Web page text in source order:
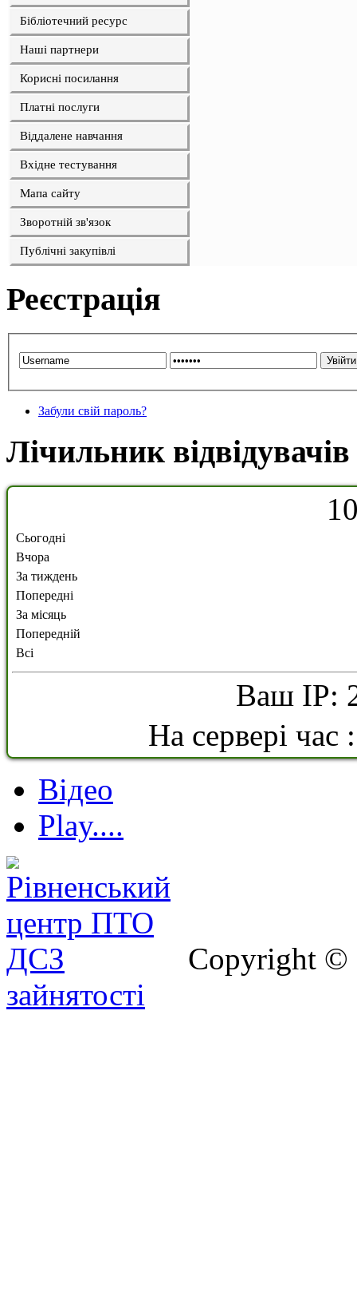
Бібліотечний ресурс
Наші партнери
Корисні посилання
Платні послуги
Віддалене навчання
Вхідне тестування
Мапа сайту
Зворотній зв'язок
Публічні закупівлі
Реєстрація
Забули свій пароль?
Лічильник відвідувачів
1
Сьогодні
Вчора
За тиждень
Попередні
За місяць
Попередній
Всі
Ваш IP:
На сервері
Відео
Play....
Copyright
зайнятості